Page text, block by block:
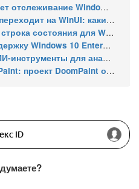
по глобальному идентификатору устройства
системные элементы обновит Microsoft
с виджетами и поддержкой нескольких мониторов
2027 года. ESU продлят обновления до января 2030 года
Windows: ETW MCP и WPA MCP
от технического директора Microsoft Azure